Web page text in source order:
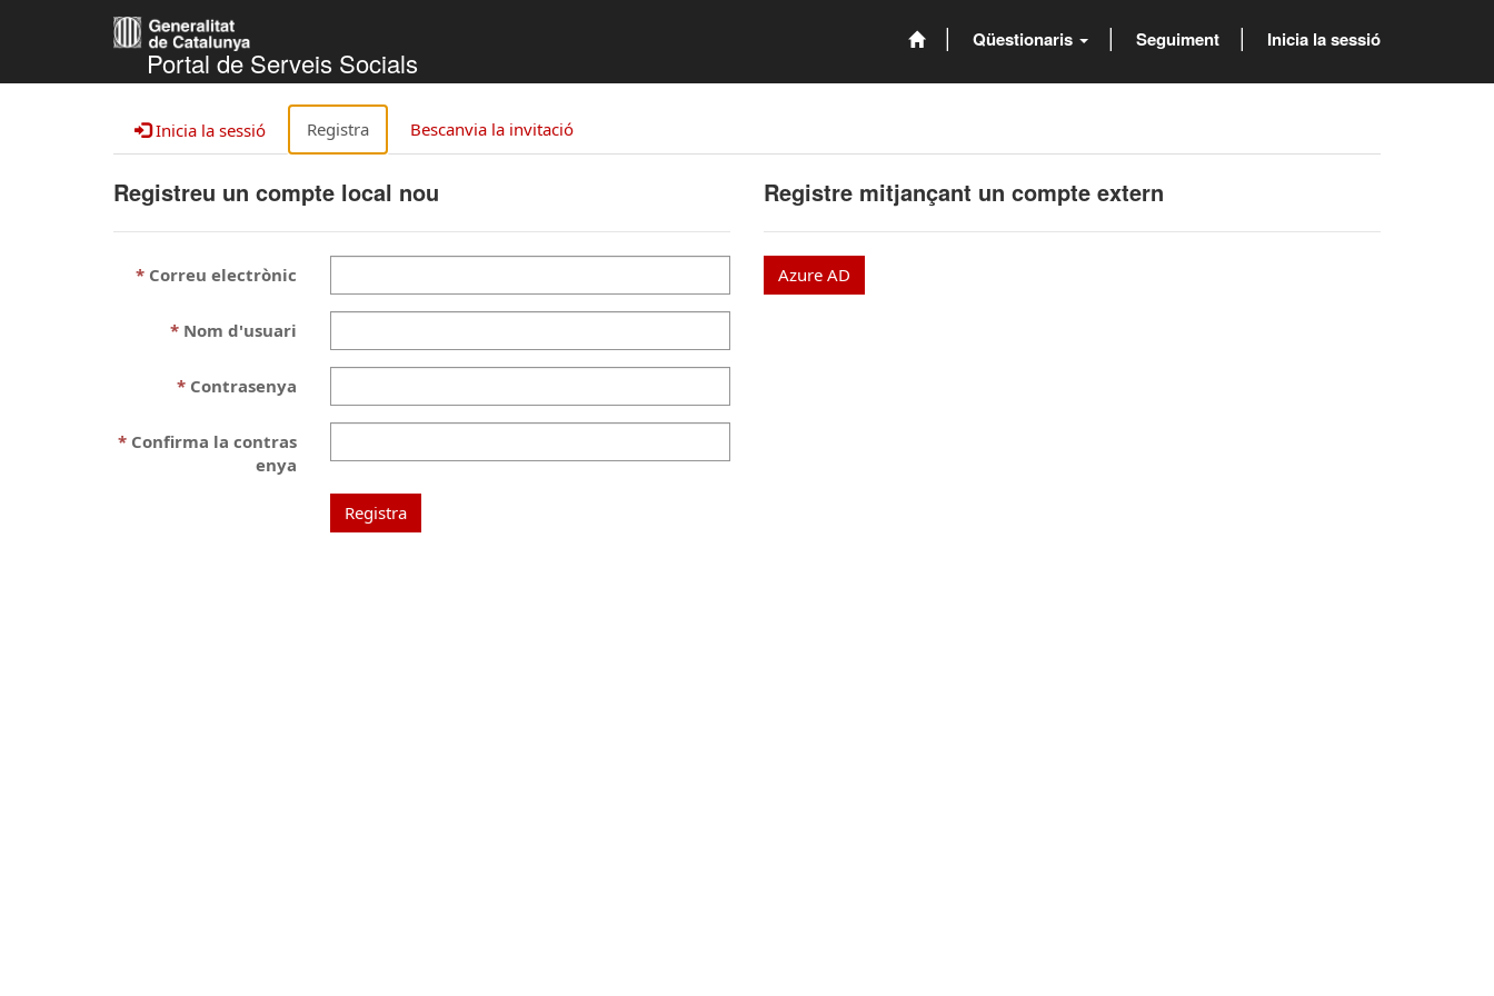
Portal de Serveis Socials
Qüestionaris Seguiment Inicia la sessió
Inicia la sessió Registra Bescanvia la invitació
Registreu un compte local nou
Correu electrònic
Nom d'usuari
Contrasenya
Confirma la contras
enya
Registre mitjançant un compte extern
Azure AD